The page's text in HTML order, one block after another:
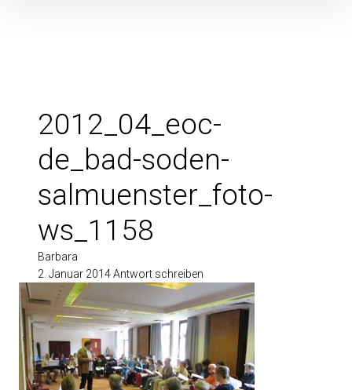
2012_04_eoc-
de_bad-soden-
salmuenster_foto-
ws_1158
Barbara
2. Januar 2014Antwort schreiben